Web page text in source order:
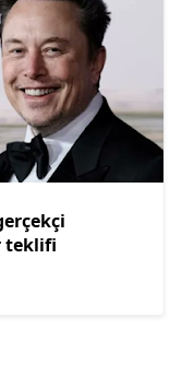
teklifi